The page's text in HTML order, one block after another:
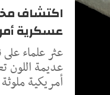
اكتشاف
عسكرية
عثر علماء
عديمة
أمريكية ملوثة